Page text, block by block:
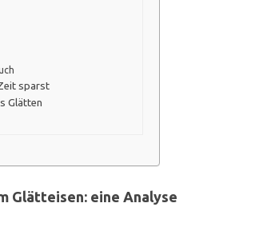
sparst
Glätten
Glätteisen: eine Analyse